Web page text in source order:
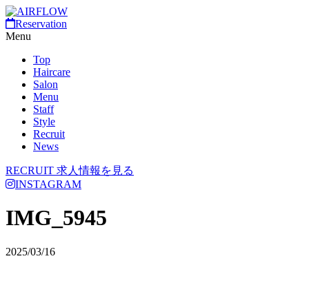
Reservation
Menu
Top
Haircare
Salon
Menu
Staff
Style
Recruit
News
RECRUIT 求人情報を見る
INSTAGRAM
IMG_5945
2025/03/16